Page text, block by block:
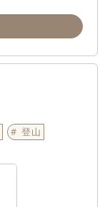
登山